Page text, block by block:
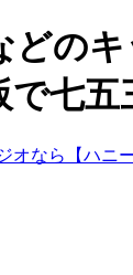
どの
で七